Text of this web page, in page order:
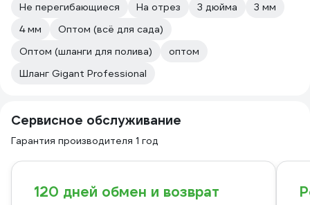
Не перегибающиеся
На отрез 3 дюйма
3 мм
4 мм
Оптом (всё для сада)
Оптом (шланги для полива)
оптом
Шланг Gigant Professional
Сервисное обслуживание
Гарантия производителя 1 год
120 дней обмен и возврат